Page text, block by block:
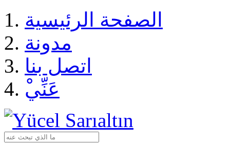
الصفحة الرئيسية
مدونة
اتصل بنا
ْعَنِّي